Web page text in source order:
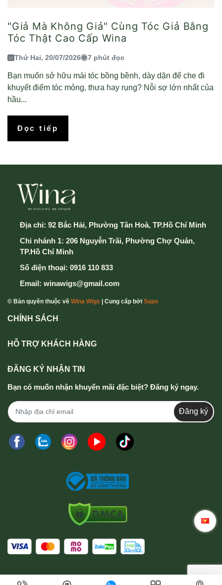
"Giả Mà Không Giả" Cùng Tóc Giả Bằng
Tóc Thật Cao Cấp Wina
Thứ Hai, 20/07/2026 7 phút đọc
Bạn muốn sở hữu mái tóc bồng bềnh, dày dặn để che đi
khuyết điểm tóc mỏng, thưa hay rụng? Nỗi sợ lớn nhất của
hầu...
Đọc tiếp
Địa chỉ: 92 Bắc Hải, Phường Tân Hoà, TP.Hồ Chí Minh
Chi nhánh 1: 206 Nguyễn Trãi, Phường Chợ Quán,
TP.Hồ Chí Minh
Số điện thoại: 0916 110 833
Email: winawigs@gmail.com
© Bản quyền thuộc về Wina Wigs | Cung cấp bởi Sapo
CHÍNH SÁCH
HỖ TRỢ KHÁCH HÀNG
ĐĂNG KÝ NHẬN TIN
Bạn có muốn nhận khuyến mãi đặc biệt? Đăng ký ngay.
Đăng ký